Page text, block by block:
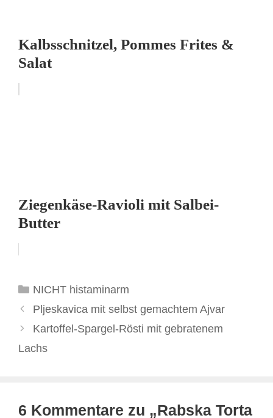
Kalbsschnitzel, Pommes Frites &
Salat
Ziegenkäse-Ravioli mit Salbei-
Butter
Kategorien
NICHT histaminarm
Pljeskavica mit selbst gemachtem Ajvar
Kartoffel-Spargel-Rösti mit gebratenem
Lachs
6 Kommentare zu „Rabska Torta